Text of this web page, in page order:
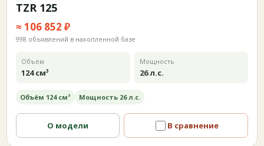
TZR 125
≈ 106 852 ₽
998 объявлений в накопленной базе
Объём
124 см³
Мощность
26 л.с.
Объём 124 см³ Мощность 26 л.с.
О модели В сравнение